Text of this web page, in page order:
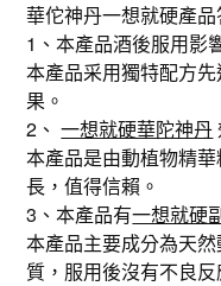
華佗神丹一想就硬產品
1、本產品酒後服用影
本產品采用獨特配方
果。
2、一想就硬華陀神丹
本產品是由動植物精
長，值得信賴。
3、本產品有一想就硬
本產品主要成分為天
質，服用後沒有不良